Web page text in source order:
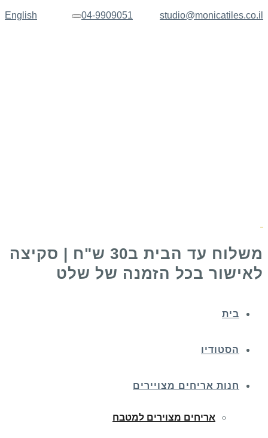
English studio@monicatiles.co.il
04-9909051 תפריט
משלוח עד הבית ב30 ש"ח | סקיצה
לאישור בכל הזמנה של שלט
בית
הסטודיו
חנות אריחים מצויירים
אריחים מצוירים למטבח